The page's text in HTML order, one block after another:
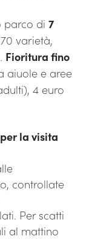
parco di 7
varietà,
Fioritura fino
aiuole e aree
4 euro
la visita
controllate
Per scatti
al mattino